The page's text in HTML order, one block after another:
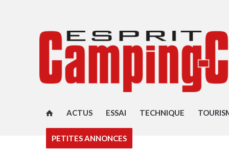
ACTUS ESSAI TECHNIQUE
PETITES ANNONCES